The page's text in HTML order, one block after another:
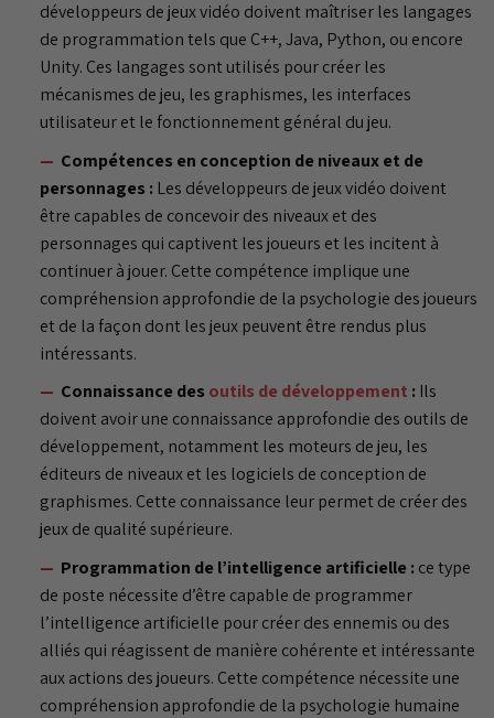
développeurs de jeux vidéo doivent maîtriser les langages
de programmation tels que C++, Java, Python, ou encore
Unity. Ces langages sont utilisés pour créer les
mécanismes de jeu, les graphismes, les interfaces
utilisateur et le fonctionnement général du jeu.
Compétences en conception de niveaux et de
personnages : Les développeurs de jeux vidéo doivent
être capables de concevoir des niveaux et des
personnages qui captivent les joueurs et les incitent à
continuer à jouer. Cette compétence implique une
compréhension approfondie de la psychologie des joueurs
et de la façon dont les jeux peuvent être rendus plus
intéressants.
Connaissance des outils de développement : Ils
doivent avoir une connaissance approfondie des outils de
développement, notamment les moteurs de jeu, les
éditeurs de niveaux et les logiciels de conception de
graphismes. Cette connaissance leur permet de créer des
jeux de qualité supérieure.
Programmation de l’intelligence artificielle : ce type
de poste nécessite d’être capable de programmer
l’intelligence artificielle pour créer des ennemis ou des
alliés qui réagissent de manière cohérente et intéressante
aux actions des joueurs. Cette compétence nécessite une
compréhension approfondie de la psychologie humaine